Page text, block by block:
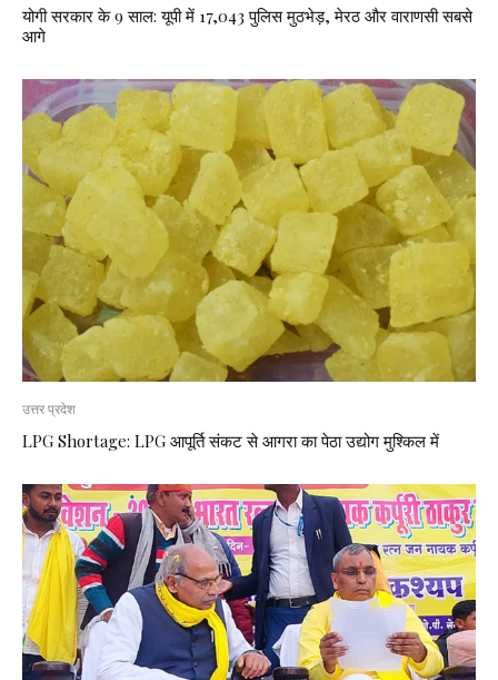
योगी सरकार के 9 साल: यूपी में 17,043 पुलिस मुठभेड़, मेरठ और वाराणसी सबसे
आगे
उत्तर प्रदेश
LPG Shortage: LPG आपूर्ति संकट से आगरा का पेठा उद्योग मुश्किल में